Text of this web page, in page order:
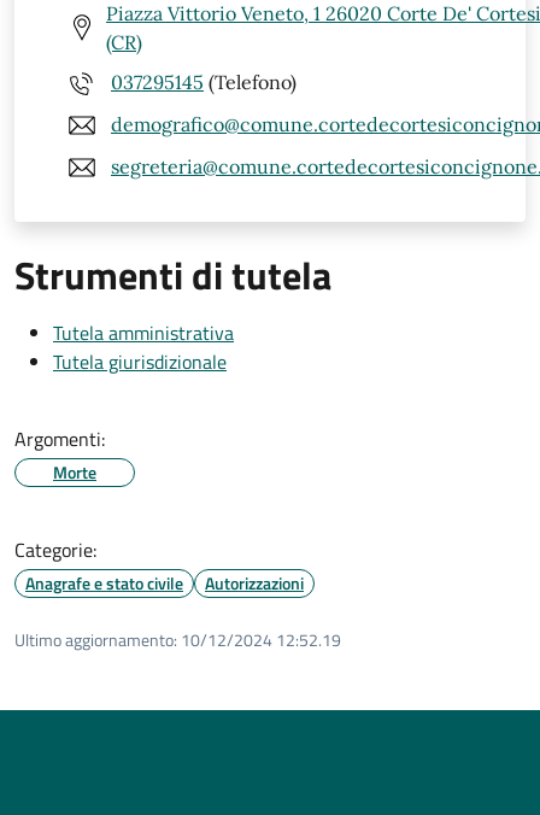
Piazza Vittorio Veneto, 1 26020 Corte De'
(CR)
037295145 (Telefono)
Strumenti di tutela
Tutela amministrativa
Tutela giurisdizionale
Argomenti:
Morte
Categorie:
Anagrafe e stato civile Autorizzazioni
Ultimo aggiornamento: 10/12/2024 12:52.19